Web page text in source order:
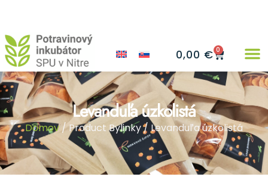
0,00 € 0
Levanduľa úzkolistá
Domov/ Product Bylinky / Levanduľa úzkolistá